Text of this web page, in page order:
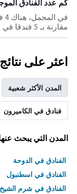
كم عدد الفنادق
مقارنة بـ 5 فندقا في Nord.
اعثر على
المدن الأكثر شعبية
فنادق في الكاميرون
المدن التي يبحث
الفنادق في الدوحة
الفنادق في اسطنبول
الفنادق في شرم الشيخ